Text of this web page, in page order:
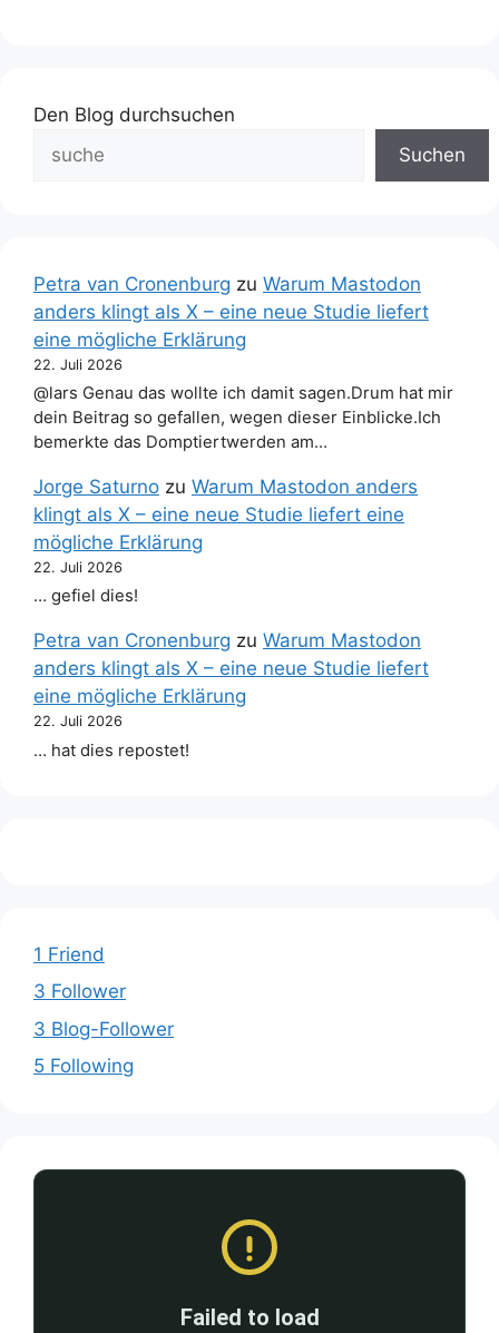
Den Blog durchsuchen
Suchen
Petra van Cronenburg zu Warum Mastodon
anders klingt als X – eine neue Studie liefert
eine mögliche Erklärung
22. Juli 2026
@lars Genau das wollte ich damit sagen.Drum hat mir
dein Beitrag so gefallen, wegen dieser Einblicke.Ich
bemerkte das Domptiertwerden am…
Jorge Saturno zu Warum Mastodon anders
klingt als X – eine neue Studie liefert eine
mögliche Erklärung
22. Juli 2026
… gefiel dies!
Petra van Cronenburg zu Warum Mastodon
anders klingt als X – eine neue Studie liefert
eine mögliche Erklärung
22. Juli 2026
… hat dies repostet!
1 Friend
3 Follower
3 Blog-Follower
5 Following